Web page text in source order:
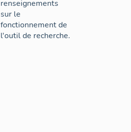
renseignements
sur le
fonctionnement de
l'outil de recherche.